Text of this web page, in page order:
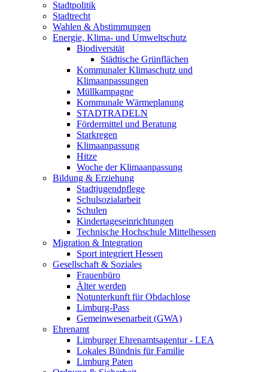
Stadtpolitik
Stadtrecht
Wahlen & Abstimmungen
Energie, Klima- und Umweltschutz
Biodiversität
Städtische Grünflächen
Kommunaler Klimaschutz und
Klimaanpassungen
Müllkampagne
Kommunale Wärmeplanung
STADTRADELN
Fördermittel und Beratung
Starkregen
Klimaanpassung
Hitze
Woche der Klimaanpassung
Bildung & Erziehung
Stadtjugendpflege
Schulsozialarbeit
Schulen
Kindertageseinrichtungen
Technische Hochschule Mittelhessen
Migration & Integration
Sport integriert Hessen
Gesellschaft & Soziales
Frauenbüro
Älter werden
Notunterkunft für Obdachlose
Limburg-Pass
Gemeinwesenarbeit (GWA)
Ehrenamt
Limburger Ehrenamtsagentur - LEA
Lokales Bündnis für Familie
Limburg Paten